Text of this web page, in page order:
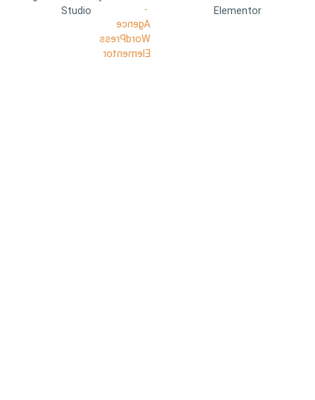
Studio
Elementor